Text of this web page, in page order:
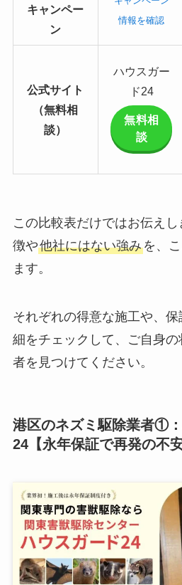
キャンペー
ン
情報を確認
公式サイト
（無料相
談）
ハウスガー
ド24
無料相
談
この比較表だけではお伝え
徴や他社にはない強みを、
ます。
それぞれの得意な施工や、
細をチェックして、ご自身
者を見つけてください。
港区のネズミ駆除業者①
24【永年保証で再発の不